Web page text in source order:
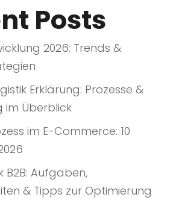
Posts
2026: Trends &
Erklärung: Prozesse &
im Überblick
im E-Commerce: 10
B2B: Aufgaben,
& Tipps zur Optimierung